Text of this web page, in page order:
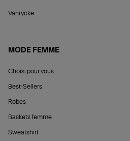
Vanrycke
MODE FEMME
Choisi pour vous
Best-Sellers
Robes
Baskets femme
Sweatshirt